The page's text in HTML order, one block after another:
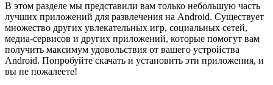
В этом разделе мы представили вам только небольшую часть
лучших приложений для развлечения на Android. Существует
множество других увлекательных игр, социальных сетей,
медиа-сервисов и других приложений, которые помогут вам
получить максимум удовольствия от вашего устройства
Android. Попробуйте скачать и установить эти приложения, и
вы не пожалеете!